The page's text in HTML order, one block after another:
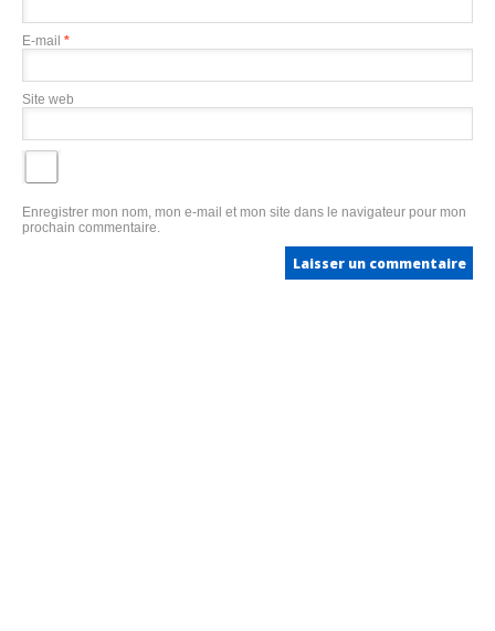
E-mail *
Site web
Enregistrer mon nom, mon e-mail et mon site dans le navigateur pour mon
prochain commentaire.